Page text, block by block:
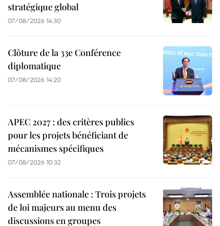
stratégique global
07/08/2026 14:30
Clôture de la 33e Conférence
diplomatique
07/08/2026 14:20
APEC 2027 : des critères publics
pour les projets bénéficiant de
mécanismes spécifiques
07/08/2026 10:32
Assemblée nationale : Trois projets
de loi majeurs au menu des
discussions en groupes